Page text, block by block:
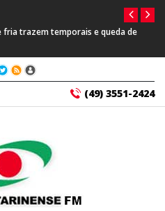
fria trazem temporais e queda de
(49) 3551-2424